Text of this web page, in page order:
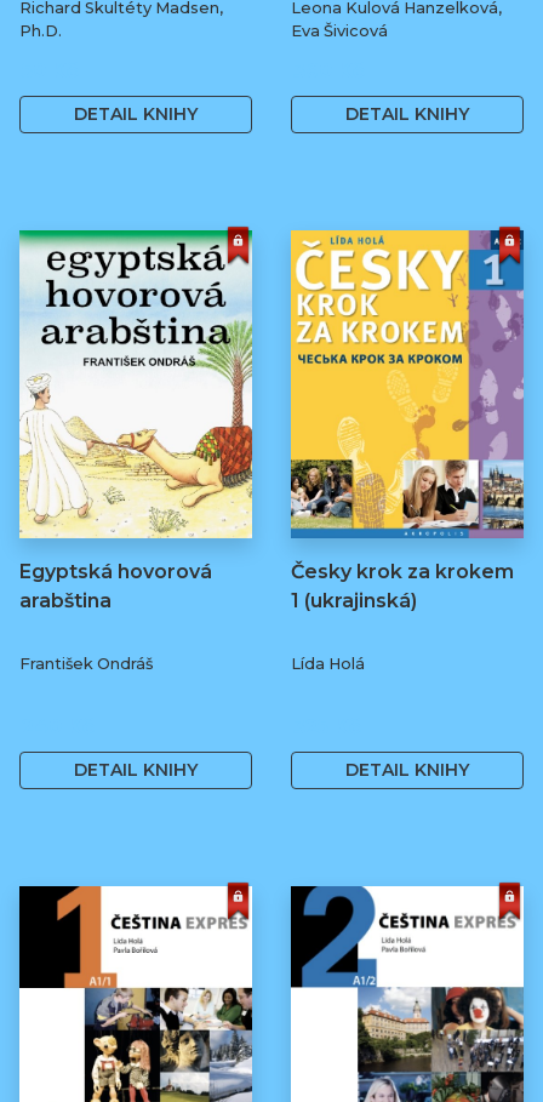
Richard Skultéty Madsen,
Ph.D.
DETAIL KNIHY
Leona Kulová Hanzelková,
Eva Šivicová
DETAIL KNIHY
Egyptská hovorová
arabština
František Ondráš
DETAIL KNIHY
Česky krok za krokem
1 (ukrajinská)
Lída Holá
DETAIL KNIHY